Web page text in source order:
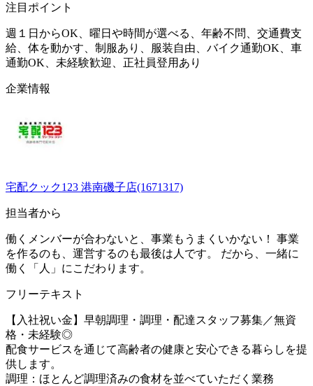
注目ポイント
週１日からOK、曜日や時間が選べる、年齢不問、交通費支
給、体を動かす、制服あり、服装自由、バイク通勤OK、車
通勤OK、未経験歓迎、正社員登用あり
企業情報
宅配クック123 港南磯子店(1671317)
担当者から
働くメンバーが合わないと、事業もうまくいかない！ 事業
を作るのも、運営するのも最後は人です。 だから、一緒に
働く「人」にこだわります。
フリーテキスト
【入社祝い金】早朝調理・調理・配達スタッフ募集／無資
格・未経験◎
配食サービスを通じて高齢者の健康と安心できる暮らしを提
供します。
調理：ほとんど調理済みの食材を並べていただく業務